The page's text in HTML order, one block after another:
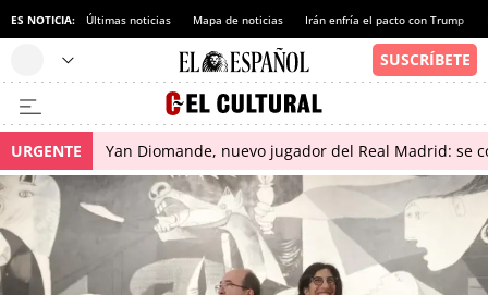
ES NOTICIA: Últimas noticias Mapa de noticias Irán enfría el pacto con Trump
URGENTE Yan Diomande, nuevo jugador del Real Madrid: se